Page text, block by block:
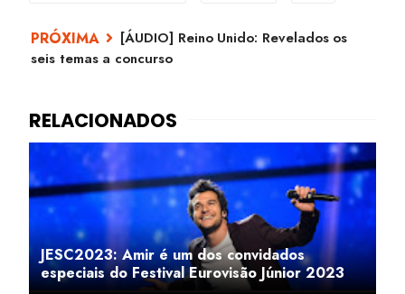
[ÁUDIO] Reino Unido: Revelados os
seis temas a concurso
JESC2023: Amir é um dos convidados
especiais do Festival Eurovisão Júnior 2023